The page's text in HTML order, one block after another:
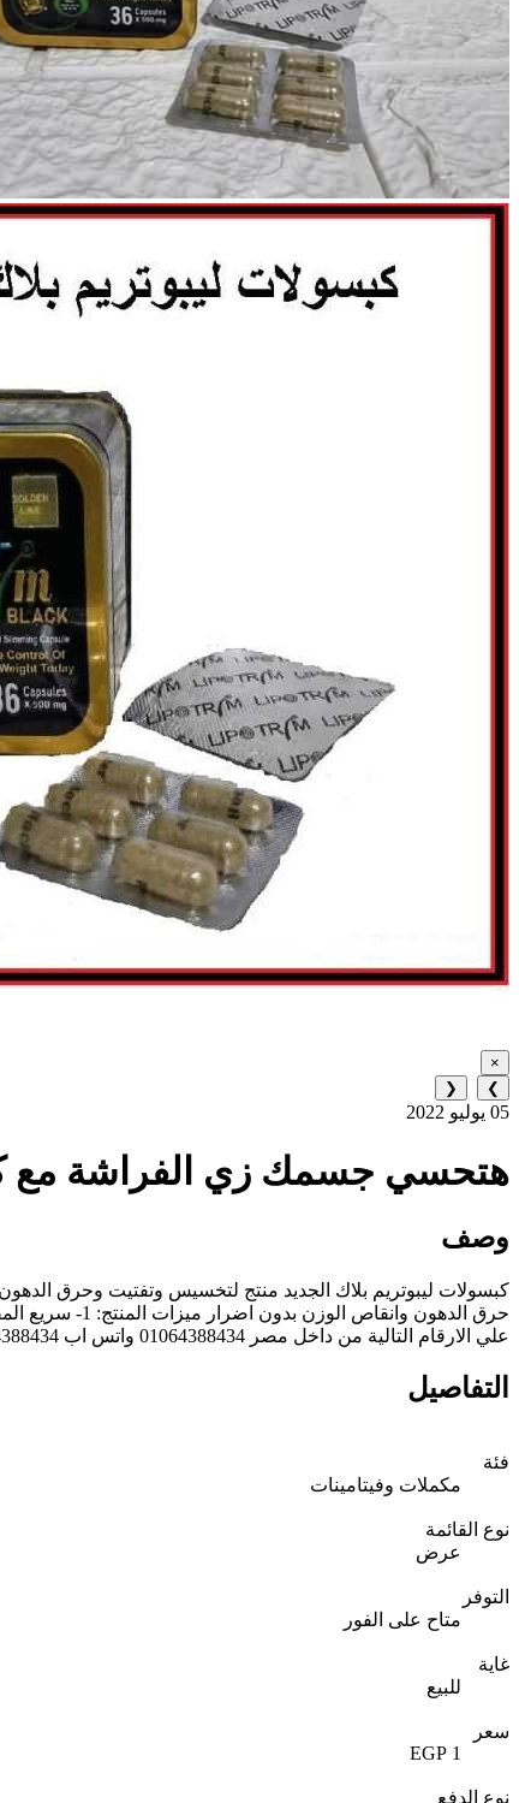
×
❯
❮
05 يوليو 2022
هتحسي جسمك زي الفراشة مع
وصف
كبسولات ليبوتريم بلاك الجديد منتج لتخسيس وتفتيت وحرق
علي الارقام التالية من داخل مصر 01064388434 واتس اب 00201064388434 متوفر شحن الي جميع المحافظات الدفع عند الاستلام متوفر شحن دولي خارج البلاد راحة_ سرعه_ امان
التفاصيل
فئة
مكملات وفيتامينات
نوع القائمة
عرض
التوفر
متاح على الفور
غاية
للبيع
سعر
1 EGP
نوع الدفع